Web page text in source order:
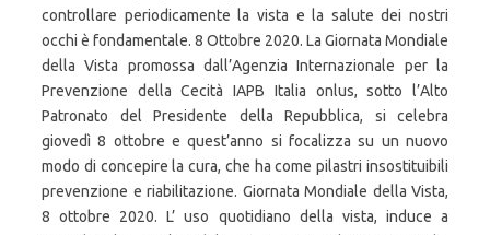
controllare periodicamente la vista e la salute dei nostri
occhi è fondamentale. 8 Ottobre 2020. La Giornata Mondiale
della Vista promossa dall’Agenzia Internazionale per la
Prevenzione della Cecità IAPB Italia onlus, sotto l’Alto
Patronato del Presidente della Repubblica, si celebra
giovedì 8 ottobre e quest’anno si focalizza su un nuovo
modo di concepire la cura, che ha come pilastri insostituibili
prevenzione e riabilitazione. Giornata Mondiale della Vista,
8 ottobre 2020. L’ uso quotidiano della vista, induce a